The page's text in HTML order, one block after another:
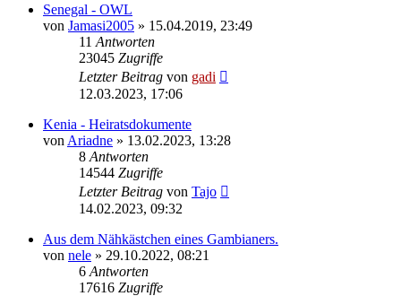
Senegal - OWL
von Jamasi2005 » 15.04.2019, 23:49
11 Antworten
23045 Zugriffe
Letzter Beitrag von gadi
12.03.2023, 17:06
Kenia - Heiratsdokumente
von Ariadne » 13.02.2023, 13:28
8 Antworten
14544 Zugriffe
Letzter Beitrag von Tajo
14.02.2023, 09:32
Aus dem Nähkästchen eines Gambianers.
von nele » 29.10.2022, 08:21
6 Antworten
17616 Zugriffe